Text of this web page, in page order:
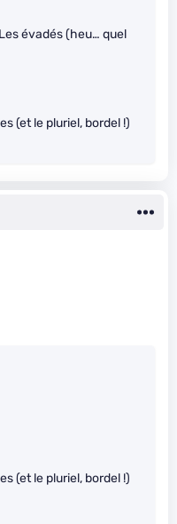
évadés (heu… quel
(et le pluriel, bordel !)
(et le pluriel, bordel !)